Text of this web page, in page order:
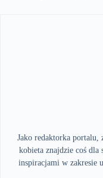
Jako redaktorka portalu,
kobieta znajdzie coś dla
inspiracjami w zakresie